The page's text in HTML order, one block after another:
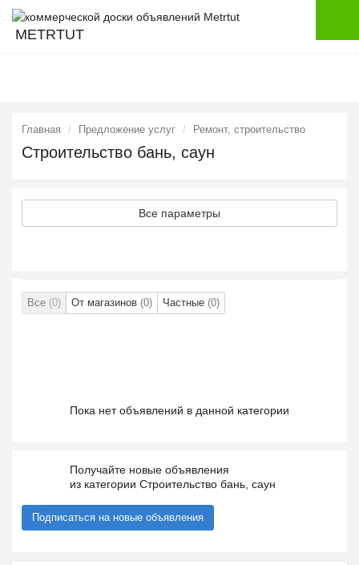
METRTUT
Главная Предложение услуг Ремонт, строительство
Строительство бань, саун
Все параметры
Все (0) От магазинов (0) Частные (0)
Пока нет объявлений в данной категории
Получайте новые объявления
из категории Строительство бань, саун
Подписаться на новые объявления